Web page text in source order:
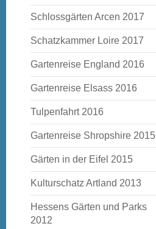
Schlossgärten Arcen 2017
Schatzkammer Loire 2017
Gartenreise England 2016
Gartenreise Elsass 2016
Tulpenfahrt 2016
Gartenreise Shropshire 2015
Gärten in der Eifel 2015
Kulturschatz Artland 2013
Hessens Gärten und Parks
2012